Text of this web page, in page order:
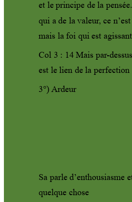
et le principe de la
qui a de la valeur, ce n
mais la foi qui est
Col 3 : 14 Mais par-
est le lien de la perfection
3°) Ardeur
Sa parle d’enthousiasme
quelque chose